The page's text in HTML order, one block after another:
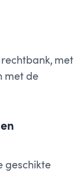
met
met de
geschikte